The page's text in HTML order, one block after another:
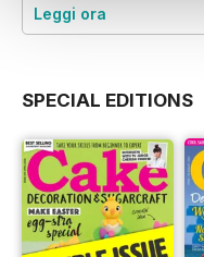
Leggi ora
SPECIAL EDITIONS